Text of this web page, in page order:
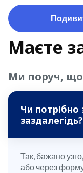
Маєте
Ми поруч,
Чи потрібно
заздалегідь?
Так, бажано
або через